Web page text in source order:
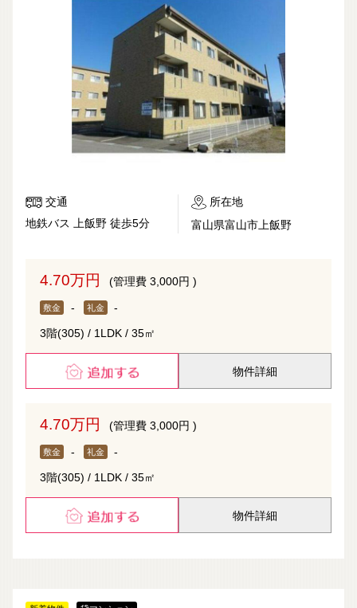
交通
地鉄バス 上飯野 徒歩5分
所在地
富山県富山市上飯野
4.70万円 (管理費 3,000円 )
敷金 - 礼金 -
3階(305) / 1LDK / 35㎡
物件詳細
4.70万円 (管理費 3,000円 )
敷金 - 礼金 -
3階(305) / 1LDK / 35㎡
物件詳細